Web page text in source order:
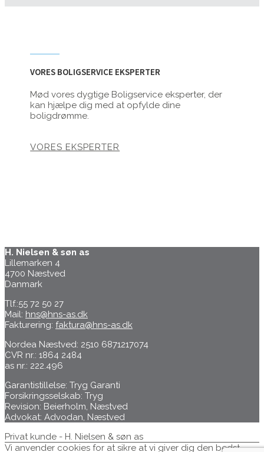
VORES BOLIGSERVICE EKSPERTER
Mød vores dygtige Boligservice eksperter, der
kan hjælpe dig med at opfylde dine
boligdrømme.
VORES EKSPERTER
H. Nielsen & søn as
Lillemarken 4
4700 Næstved
Danmark
Tlf.:55 72 50 27
Mail: hns@hns-as.dk
Fakturering: faktura@hns-as.dk
Nordea Næstved: 2510 6871217074
CVR nr.: 1864 2484
as nr.: 222.496
Garantistillelse: Tryg Garanti
Forsikringsselskab: Tryg
Revision: Beierholm, Næstved
Advokat: Advodan, Næstved
Privat kunde - H. Nielsen & søn as
Vi anvender cookies for at sikre at vi giver dig den bedst